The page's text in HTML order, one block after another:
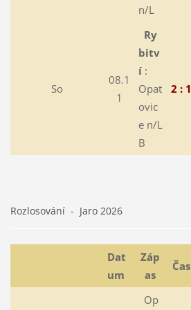
n/L
So
08.1
1
Ry
bitv
í:
Opat
ovic
e n/L
B
2 : 1
Rozlosování - Jaro 2026
Dat
um
Záp
as
Čas
Op